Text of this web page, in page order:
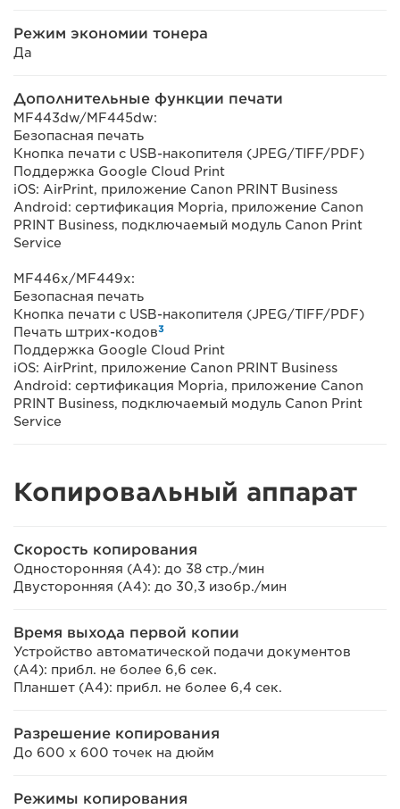
Режим экономии тонера
Да
Дополнительные функции печати
MF443dw/MF445dw:
Безопасная печать
Кнопка печати с USB-накопителя (JPEG/TIFF/PDF)
Поддержка Google Cloud Print
iOS: AirPrint, приложение Canon PRINT Business
Android: сертификация Mopria, приложение Canon
PRINT Business, подключаемый модуль Canon Print
Service
MF446x/MF449x:
Безопасная печать
Кнопка печати с USB-накопителя (JPEG/TIFF/PDF)
Печать штрих-кодов3
Поддержка Google Cloud Print
iOS: AirPrint, приложение Canon PRINT Business
Android: сертификация Mopria, приложение Canon
PRINT Business, подключаемый модуль Canon Print
Service
Копировальный аппарат
Скорость копирования
Односторонняя (A4): до 38 стр./мин
Двусторонняя (A4): до 30,3 изобр./мин
Время выхода первой копии
Устройство автоматической подачи документов
(A4): прибл. не более 6,6 сек.
Планшет (A4): прибл. не более 6,4 сек.
Разрешение копирования
До 600 x 600 точек на дюйм
Режимы копирования